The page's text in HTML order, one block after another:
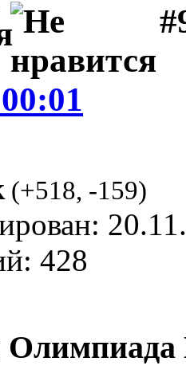
(+518, -159)
428